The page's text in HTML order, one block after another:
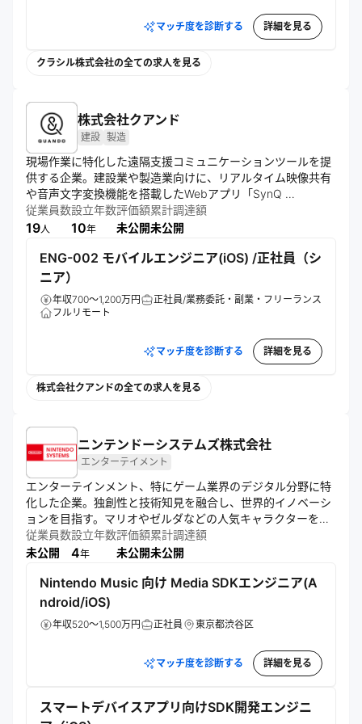
マッチ度を診断する 詳細を見る
クラシル株式会社の全ての求人を見る
株式会社クアンド
建設 製造
現場作業に特化した遠隔支援コミュニケーションツールを提
供する企業。建設業や製造業向けに、リアルタイム映像共有
や音声文字変換機能を搭載したWebアプリ「SynQ
Remote」を開発。導入提案やサポート、認知拡大活動を通
じ、現場のリモートワーク課題解決に取り組む。
従業員数
19人
設立年数
10年
評価額
未公開
累計調達額
未公開
ENG-002 モバイルエンジニア(iOS) /正社員（シ
ニア）
年収700～1,200万円
正社員/業務委託・副業・フリーランス
フルリモート
マッチ度を診断する 詳細を見る
株式会社クアンドの全ての求人を見る
ニンテンドーシステムズ株式会社
エンターテイメント
エンターテインメント、特にゲーム業界のデジタル分野に特
化した企業。独創性と技術知見を融合し、世界的イノベーシ
ョンを目指す。マリオやゼルダなどの人気キャラクターを活
用したオンラインサービスやモバイルゲームの開発・運用を
手掛け、多様な技術と人材を駆使して新たな娯楽体験の創造
従業員数
未公開
設立年数
4年
評価額
未公開
累計調達額
未公開
Nintendo Music 向け Media SDKエンジニア(A
ndroid/iOS)
年収520～1,500万円 正社員 東京都渋谷区
マッチ度を診断する 詳細を見る
スマートデバイスアプリ向けSDK開発エンジニ